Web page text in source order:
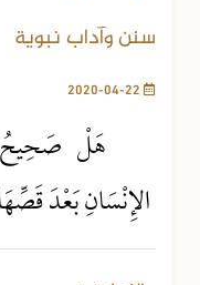
سنن وآداب نبوية
هَلْ صَحِيحُ
الإِنْسَانِ بَعْدَ